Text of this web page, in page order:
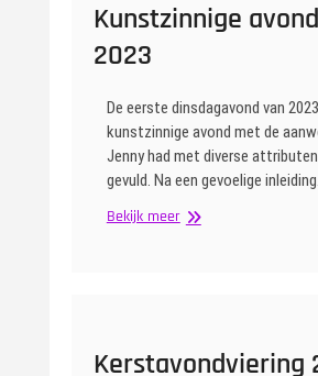
Kunstzinnige
2023
De eerste dinsdagavond van
kunstzinnige avond met de
Jenny had met diverse
gevuld. Na een gevoelige
Bekijk meerKunstzinnige
Kerstavondviering